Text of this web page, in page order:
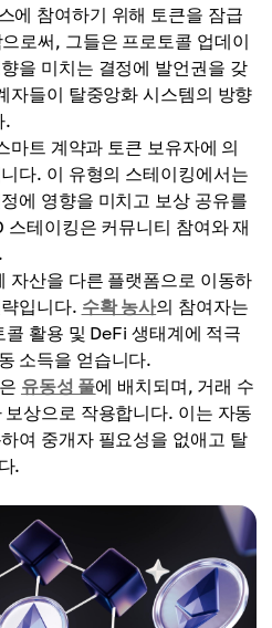
에 참여하기 위해 토큰을 잠급
로써, 그들은 프로토콜 업데이
을 미치는 결정에 발언권을 갖
자들이 탈중앙화 시스템의 방향
.
마트 계약과 토큰 보유자에 의
다. 이 유형의 스테이킹에서는
에 영향을 미치고 보상 공유를
스테이킹은 커뮤니티 참여와 재
자산을 다른 플랫폼으로 이동하
입니다. 수확 농사의 참여자는
활용 및 DeFi 생태계에 적극
소득을 얻습니다.
유동성 풀에 배치되며, 거래 수
상으로 작용합니다. 이는 자동
여 중개자 필요성을 없애고 탈
.